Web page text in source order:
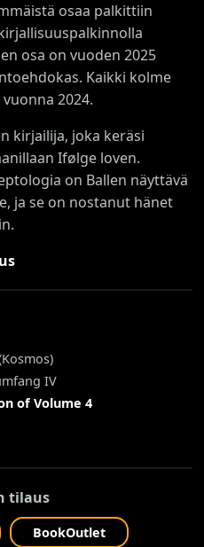
osaa palkittiin
osa on vuoden 2025
Kaikki kolme
2024.
kirjailija, joka keräsi
Ifølge loven.
on Ballen näyttävä
ja se on nostanut hänet
Kosmos)
IV
of Volume 4
tilaus
BookOutlet